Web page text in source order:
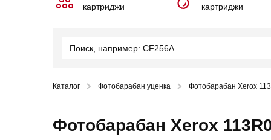
картриджи
картриджи
Каталог Фотобарабан уценка Фотобарабан Xerox
Фотобарабан Xerox